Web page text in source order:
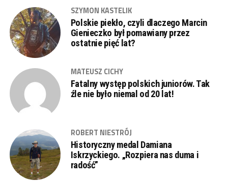
SZYMON KASTELIK
Polskie piekło, czyli dlaczego Marcin
Gienieczko był pomawiany przez
ostatnie pięć lat?
MATEUSZ CICHY
Fatalny występ polskich juniorów. Tak
źle nie było niemal od 20 lat!
ROBERT NIESTRÓJ
Historyczny medal Damiana
Iskrzyckiego. „Rozpiera nas duma i
radość”